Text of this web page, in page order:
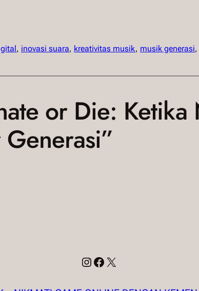
, inovasi suara, kreativitas musik, musik generasi,
or Die:
Instagram
Facebook
X